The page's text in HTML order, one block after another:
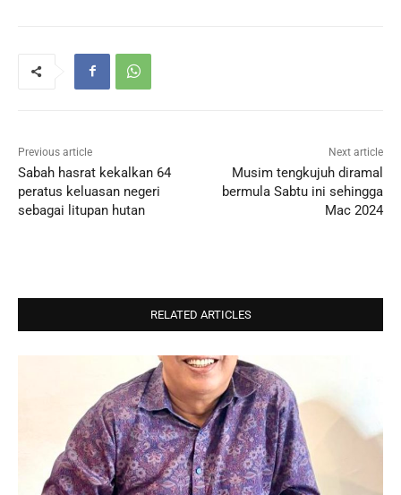
Previous article
Sabah hasrat kekalkan 64
peratus keluasan negeri
sebagai litupan hutan
Next article
Musim tengkujuh diramal
bermula Sabtu ini sehingga
Mac 2024
RELATED ARTICLES